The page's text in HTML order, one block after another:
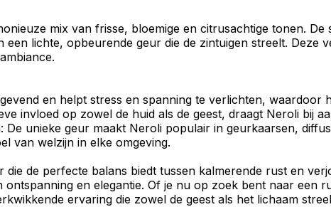
mix van frisse, bloemige en citrusachtige tonen. De
een lichte, opbeurende geur die de zintuigen streelt. Deze
en helpt stress en spanning te verlichten, waardoor
invloed op zowel de huid als de geest, draagt Neroli bij
: De unieke geur maakt Neroli populair in geurkaarsen,
van welzijn in elke omgeving.
die de perfecte balans biedt tussen kalmerende rust en
ontspanning en elegantie. Of je nu op zoek bent naar een
ervaring die zowel de geest als het lichaam